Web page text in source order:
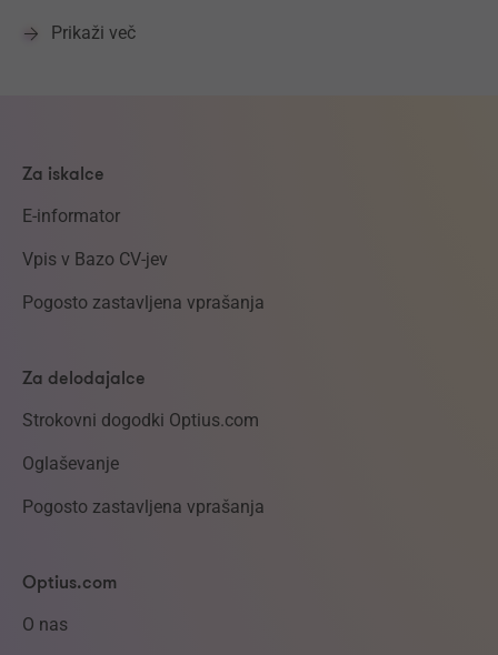
Prikaži več
Za iskalce
E-informator
Vpis v Bazo CV-jev
Pogosto zastavljena vprašanja
Za delodajalce
Strokovni dogodki Optius.com
Oglaševanje
Pogosto zastavljena vprašanja
Optius.com
O nas